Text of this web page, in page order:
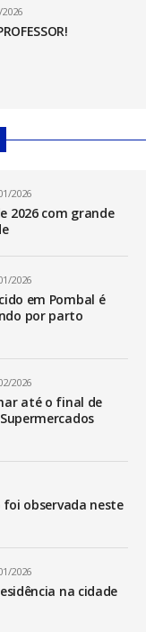
2026
2026 com grande
2026
em Pombal é
por parto
2026
até o final de
foi observada neste
2026
na cidade